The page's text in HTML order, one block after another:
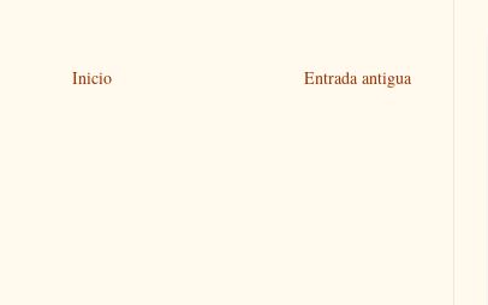
Entrada antigua
Inicio